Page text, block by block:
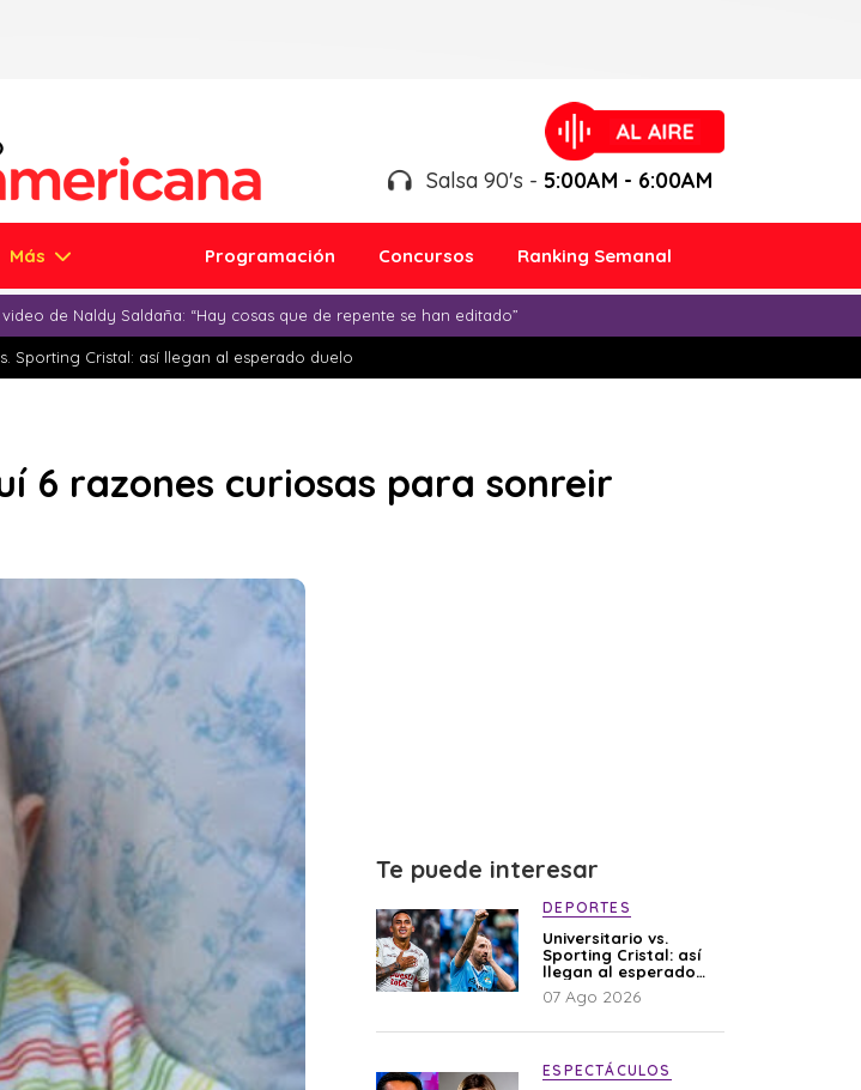
Salsa 90's - 5:00AM - 6:00AM
Más Programación Concursos Ranking Semanal
de Naldy Saldaña: “Hay cosas que de repente se han editado”
Sporting Cristal: así llegan al esperado duelo
6 razones curiosas para sonreir
Te puede interesar
DEPORTES
Universitario vs.
Sporting Cristal: así
llegan al esperado
duelo
07 Ago 2026
ESPECTÁCULOS